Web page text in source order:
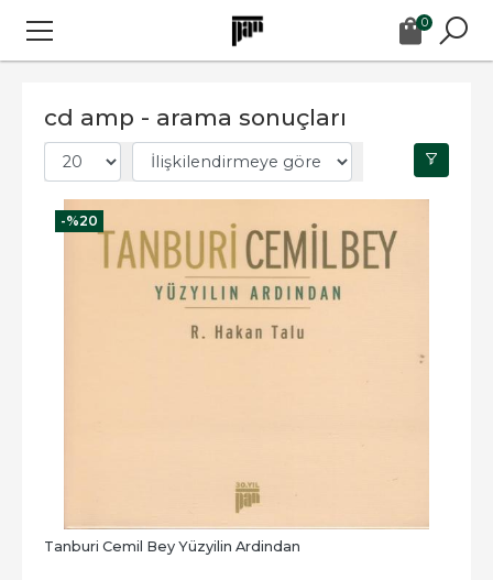
0
cd amp - arama sonuçları
-%20
Tanburi Cemil Bey Yüzyilin Ardindan